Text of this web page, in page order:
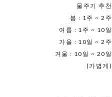
물주기 추천
봄 : 1주 ~ 2주
여름 : 1주 ~ 10일
가을 : 10일 ~ 2주
겨울 : 10일 ~ 20일
(가볍게)